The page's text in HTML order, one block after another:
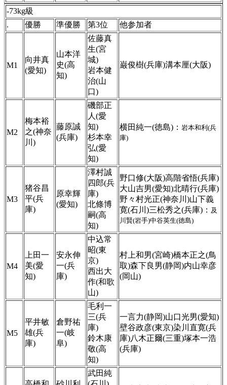
-73kg級
.
優勝 準優勝 第3位 他参加者
M1
向井真
(愛知)
山本洋
史(高
知)
佐藤真
生(宮
城)
岩本健
治(山
口)
巌俊樹(兵庫)溝本厘(大阪)
M2
梅本裕
之(神奈
川)
藤原誠
(兵庫)
磯部正
人(愛
知)
杉本幸
弘(愛
知)
横田純一(徳島)： 岩本和利(兵
庫)
M3
猪谷昌
平(兵
庫)
原幸輝
(愛知)
澤村誠
四郎(兵
庫)
北條博
嗣(高
知)
野口修(大阪)高階省悟(兵庫)
大山吉男(愛知)北晴行(兵庫)
野々村光正(神奈川)山下義
寛(石川)三松秀之(兵庫)： 及
川賢(岩手)中谷英生(徳島)
M4
上田一
美(愛
知)
安永伸
一(兵
庫)
中込常
昭(東
京)
西出大
作(和歌
山)
村上和男(宮崎)橋本正之(鳥
取)森下良男(静岡)内山幸彦
(岡山)
M5
平井敏
雄(兵
庫)
倉野祐
一(岐
阜)
毛利一
三(兵
庫)
鈴木康
敬(高
知)
一言力(静岡)山口光男(愛知)
壁谷政彦(東京)染川直寛(兵
庫)八木正爾(三重)塚本一浩
(兵庫)
武田純